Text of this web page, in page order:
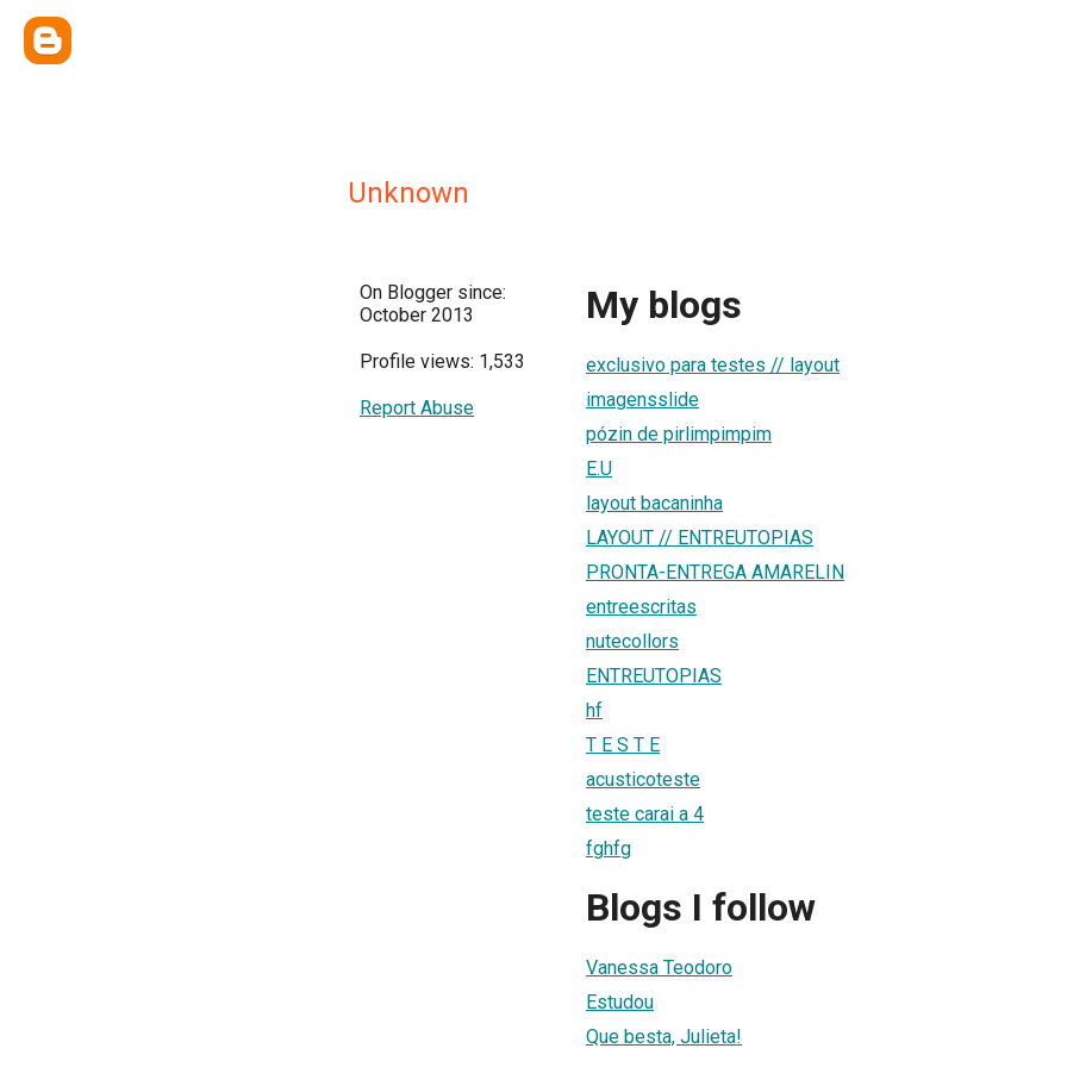
Unknown
On Blogger since:
October 2013
Profile views: 1,533
Report Abuse
My blogs
exclusivo para testes // layout
imagensslide
pózin de pirlimpimpim
E.U
layout bacaninha
LAYOUT // ENTREUTOPIAS
PRONTA-ENTREGA AMARELIN
entreescritas
nutecollors
ENTREUTOPIAS
hf
T E S T E
acusticoteste
teste carai a 4
fghfg
Blogs I follow
Vanessa Teodoro
Estudou
Que besta, Julieta!